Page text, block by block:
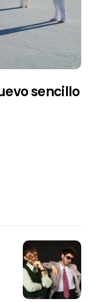
sencillo